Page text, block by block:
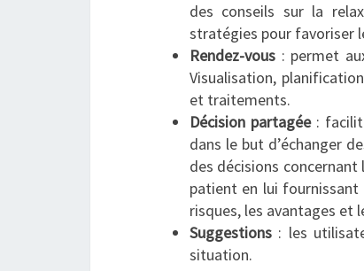
des conseils sur la
stratégies pour favoriser
Rendez-vous : permet
Visualisation,
et traitements.
Décision partagée:
dans le but d’échanger
des décisions
patient en lui
risques, les avantages et
Suggestions : les
situation.